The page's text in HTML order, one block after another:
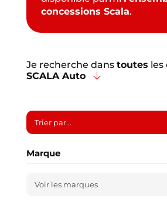
concessions Scala.
Je recherche dans toutes les
SCALA Auto
Marque